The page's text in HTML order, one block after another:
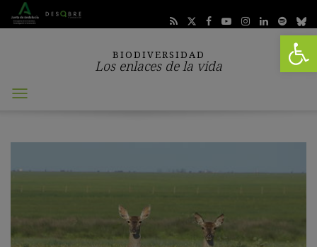
Abrir
BIODIVERSIDAD
Los enlaces de la vida
Abrir